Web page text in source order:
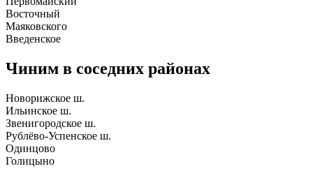
Восточный
Маяковского
Введенское
Чиним в соседних районах
Новорижское ш.
Ильинское ш.
Звенигородское ш.
Рублёво-Успенское ш.
Одинцово
Голицыно